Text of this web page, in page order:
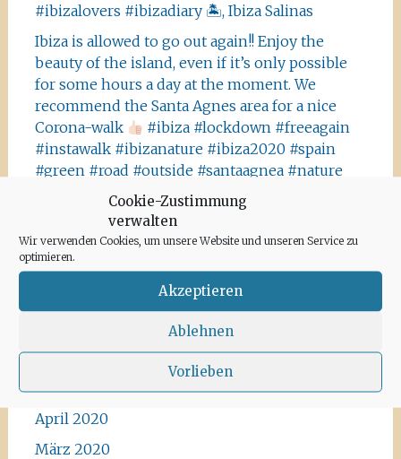
Cookie-Zustimmung
verwalten
Wir verwenden Cookies, um unsere Website und unseren Service zu
optimieren.
Akzeptieren
Ablehnen
Vorlieben
#ibizalovers #ibizadiary 🏝, Ibiza Salinas
Ibiza is allowed to go out again!! Enjoy the
beauty of the island, even if it’s only possible
for some hours a day at the moment. We
recommend the Santa Agnes area for a nice
Corona-walk
#ibiza #lockdown #freeagain
#instawalk #ibizanature #ibiza2020 #spain
#green #road #outside #santaagnea #nature
#enjoylife #ibizadiary, Santa Agnès de Corona
Archiv
Juni 2020
Mai 2020
April 2020
März 2020